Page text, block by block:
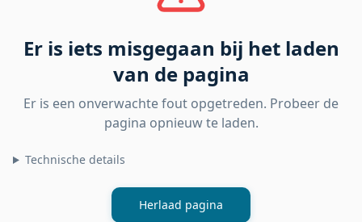
Er is iets misgegaan bij het laden
van de pagina
Er is een onverwachte fout opgetreden. Probeer de
pagina opnieuw te laden.
Technische details
Herlaad pagina